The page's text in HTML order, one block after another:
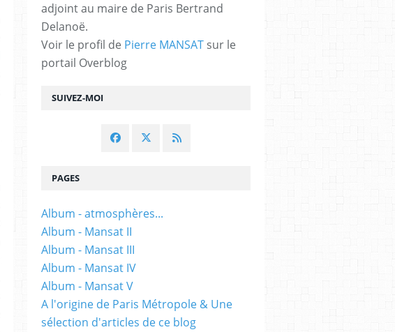
SUIVEZ-MOI
adjoint au maire de Paris Bertrand
Delanoë.
Voir le profil de Pierre MANSAT sur le
portail Overblog
PAGES
Album - atmosphères...
Album - Mansat II
Album - Mansat III
Album - Mansat IV
Album - Mansat V
A l'origine de Paris Métropole & Une
sélection d'articles de ce blog